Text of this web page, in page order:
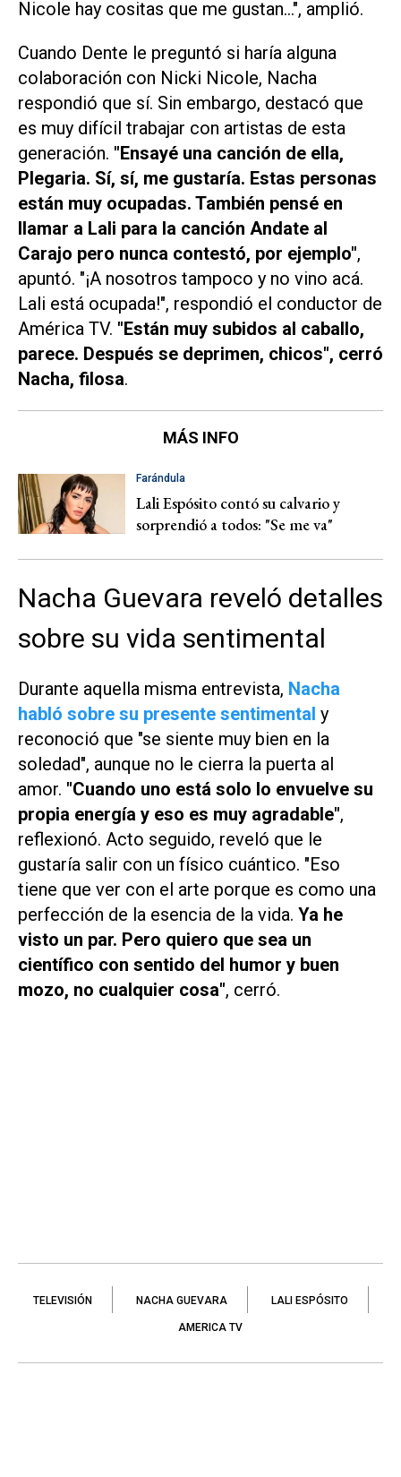
Nicole hay cositas que me gustan...", amplió.
Cuando Dente le preguntó si haría alguna
colaboración con Nicki Nicole, Nacha
respondió que sí. Sin embargo, destacó que
es muy difícil trabajar con artistas de esta
generación. "Ensayé una canción de ella,
Plegaria. Sí, sí, me gustaría. Estas personas
están muy ocupadas. También pensé en
llamar a Lali para la canción Andate al
Carajo pero nunca contestó, por ejemplo",
apuntó. "¡A nosotros tampoco y no vino acá.
Lali está ocupada!", respondió el conductor de
América TV. "Están muy subidos al caballo,
parece. Después se deprimen, chicos", cerró
Nacha, filosa.
MÁS INFO
Farándula
Lali Espósito contó su calvario y
sorprendió a todos: "Se me va"
Nacha Guevara reveló detalles
sobre su vida sentimental
Durante aquella misma entrevista, Nacha
habló sobre su presente sentimental y
reconoció que "se siente muy bien en la
soledad", aunque no le cierra la puerta al
amor. "Cuando uno está solo lo envuelve su
propia energía y eso es muy agradable",
reflexionó. Acto seguido, reveló que le
gustaría salir con un físico cuántico. "Eso
tiene que ver con el arte porque es como una
perfección de la esencia de la vida. Ya he
visto un par. Pero quiero que sea un
científico con sentido del humor y buen
mozo, no cualquier cosa", cerró.
TELEVISIÓN NACHA GUEVARA LALI ESPÓSITO
AMERICA TV